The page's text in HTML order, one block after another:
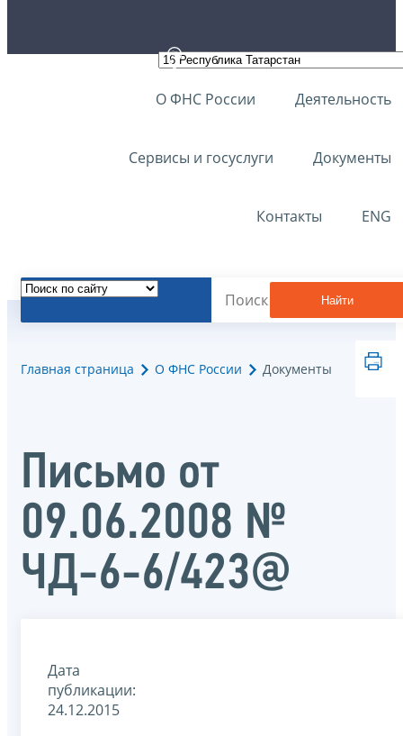
О ФНС России Деятельность
Сервисы и госуслуги Документы
Контакты ENG
Найти
Главная страница О ФНС России Документы
Письмо от
09.06.2008 №
ЧД-6-6/423@
Дата
публикации:
24.12.2015